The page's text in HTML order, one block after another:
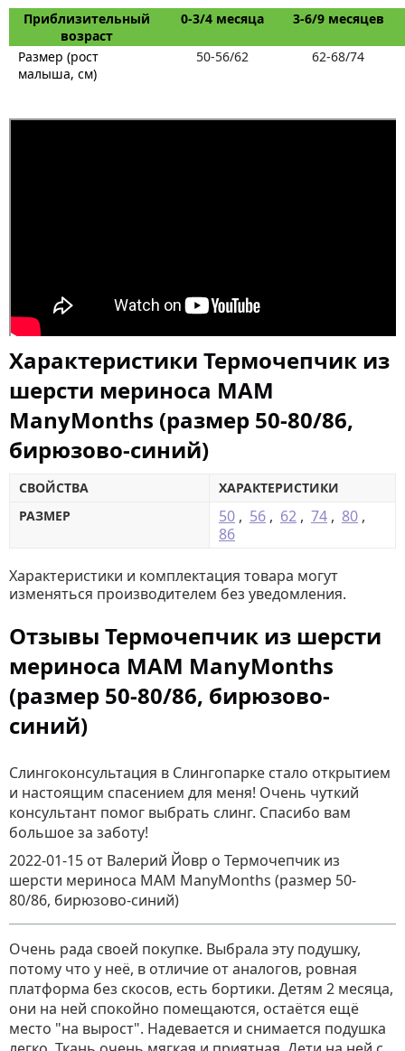
Приблизительный
возраст
0-3/4 месяца 3-6/9 месяцев
Размер (рост
малыша, см)
50-56/62 62-68/74
Характеристики Термочепчик из
шерсти мериноса MAM
ManyMonths (размер 50-80/86,
бирюзово-синий)
СВОЙСТВА
ХАРАКТЕРИСТИКИ
РАЗМЕР
50 , 56 , 62 , 74 , 80 ,
86
Характеристики и комплектация товара могут
изменяться производителем без уведомления.
Отзывы Термочепчик из шерсти
мериноса MAM ManyMonths
(размер 50-80/86, бирюзово-
синий)
Слингоконсультация в Слингопарке стало открытием
и настоящим спасением для меня! Очень чуткий
консультант помог выбрать слинг. Спасибо вам
большое за заботу!
2022-01-15 от Валерий Йовр о Термочепчик из
шерсти мериноса MAM ManyMonths (размер 50-
80/86, бирюзово-синий)
Очень рада своей покупке. Выбрала эту подушку,
потому что у неё, в отличие от аналогов, ровная
платформа без скосов, есть бортики. Детям 2 месяца,
они на ней спокойно помещаются, остаётся ещё
место "на вырост". Надевается и снимается подушка